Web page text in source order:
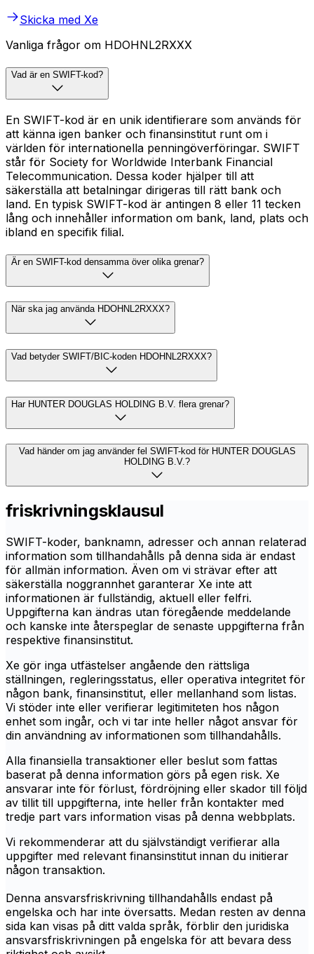
Skicka med Xe
Vanliga frågor om HDOHNL2RXXX
Vad är en SWIFT-kod?
En SWIFT-kod är en unik identifierare som används för
att känna igen banker och finansinstitut runt om i
världen för internationella penningöverföringar. SWIFT
står för Society for Worldwide Interbank Financial
Telecommunication. Dessa koder hjälper till att
säkerställa att betalningar dirigeras till rätt bank och
land. En typisk SWIFT-kod är antingen 8 eller 11 tecken
lång och innehåller information om bank, land, plats och
ibland en specifik filial.
Är en SWIFT-kod densamma över olika grenar?
När ska jag använda HDOHNL2RXXX?
Vad betyder SWIFT/BIC-koden HDOHNL2RXXX?
Har HUNTER DOUGLAS HOLDING B.V. flera grenar?
Vad händer om jag använder fel SWIFT-kod för HUNTER DOUGLAS
HOLDING B.V.?
friskrivningsklausul
SWIFT-koder, banknamn, adresser och annan relaterad
information som tillhandahålls på denna sida är endast
för allmän information. Även om vi strävar efter att
säkerställa noggrannhet garanterar Xe inte att
informationen är fullständig, aktuell eller felfri.
Uppgifterna kan ändras utan föregående meddelande
och kanske inte återspeglar de senaste uppgifterna från
respektive finansinstitut.
Xe gör inga utfästelser angående den rättsliga
ställningen, regleringsstatus, eller operativa integritet för
någon bank, finansinstitut, eller mellanhand som listas.
Vi stöder inte eller verifierar legitimiteten hos någon
enhet som ingår, och vi tar inte heller något ansvar för
din användning av informationen som tillhandahålls.
Alla finansiella transaktioner eller beslut som fattas
baserat på denna information görs på egen risk. Xe
ansvarar inte för förlust, fördröjning eller skador till följd
av tillit till uppgifterna, inte heller från kontakter med
tredje part vars information visas på denna webbplats.
Vi rekommenderar att du självständigt verifierar alla
uppgifter med relevant finansinstitut innan du initierar
någon transaktion.
Denna ansvarsfriskrivning tillhandahålls endast på
engelska och har inte översatts. Medan resten av denna
sida kan visas på ditt valda språk, förblir den juridiska
ansvarsfriskrivningen på engelska för att bevara dess